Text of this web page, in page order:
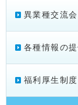
異業種交流
各種情報の
福利厚生制度